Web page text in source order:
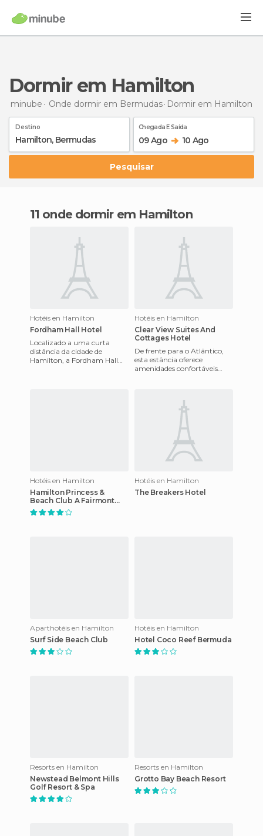
Dormir em Hamilton
minube Onde dormir em Bermudas Dormir em Hamilton
Destino Chegada E Saída
09 Ago 10 Ago
Pesquisar
11 onde dormir em Hamilton
Hotéis en Hamilton
Fordham Hall Hotel
Localizado a uma curta
distância da cidade de
Hamilton, a Fordham Hall
Hotéis en Hamilton
Clear View Suites And
Cottages Hotel
De frente para o Atlântico,
esta estância oferece
amenidades confortáveis
Hotéis en Hamilton
Hamilton Princess &
Beach Club A Fairmont
Managed Hotel
Hotéis en Hamilton
The Breakers Hotel
Aparthotéis en Hamilton
Surf Side Beach Club
Hotéis en Hamilton
Hotel Coco Reef Bermuda
Resorts en Hamilton
Newstead Belmont Hills
Golf Resort & Spa
Resorts en Hamilton
Grotto Bay Beach Resort